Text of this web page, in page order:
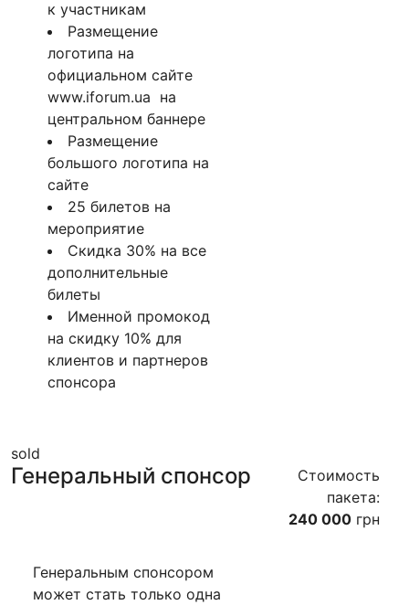
к участникам
Размещение
логотипа на
официальном сайте
www.iforum.ua на
центральном баннере
Размещение
большого логотипа на
сайте
25 билетов на
мероприятие
Скидка 30% на все
дополнительные
билеты
Именной промокод
на скидку 10% для
клиентов и партнеров
спонсора
sold
Генеральный спонсор
Стоимость
пакета:
240 000 грн
Генеральным спонсором
может стать только одна